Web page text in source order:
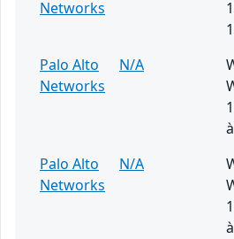
Networks
Palo Alto
Networks
N/A
Palo Alto
Networks
N/A